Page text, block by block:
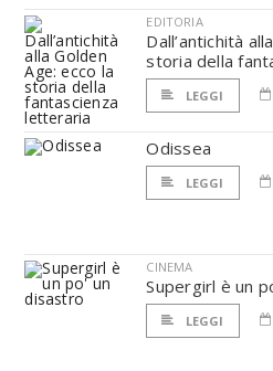
EDITORIA
Dall’antichità
storia della
LEGGI
Odissea
LEGGI
CINEMA
Supergirl è un
LEGGI